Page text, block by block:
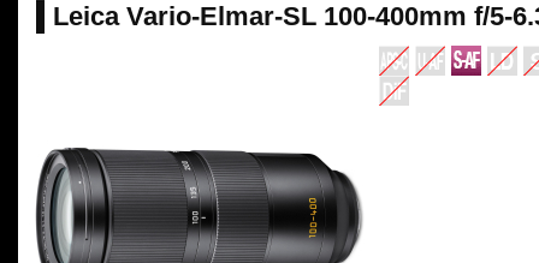
Leica Vario-Elmar-SL 100-400mm f/5-